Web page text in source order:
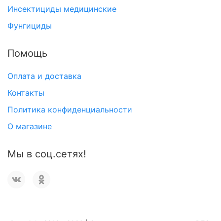
Инсектициды медицинские
Фунгициды
Помощь
Оплата и доставка
Контакты
Политика конфиденциальности
О магазине
Мы в соц.сетях!